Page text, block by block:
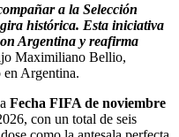
a la Selección
histórica. Esta iniciativa
Argentina y reafirma
Maximiliano Bellio,
Argentina.
Fecha FIFA de noviembre
con un total de seis